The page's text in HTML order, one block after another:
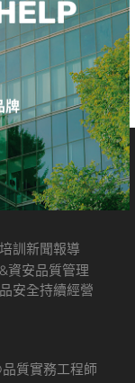
牌
訓新聞報導
資安品質管理
安全持續經營
質實務工程師